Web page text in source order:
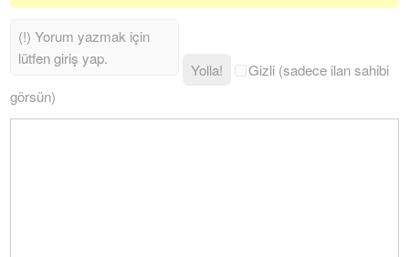
Yolla!
Gizli (sadece ilan sahibi
görsün)